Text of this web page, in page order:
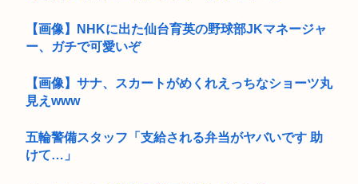
【画像】NHKに出た仙台育英の野球部JKマネージャ
ー、ガチで可愛いぞ
【画像】サナ、スカートがめくれえっちなショーツ丸
見えwww
五輪警備スタッフ「支給される弁当がヤバいです 助
けて…」